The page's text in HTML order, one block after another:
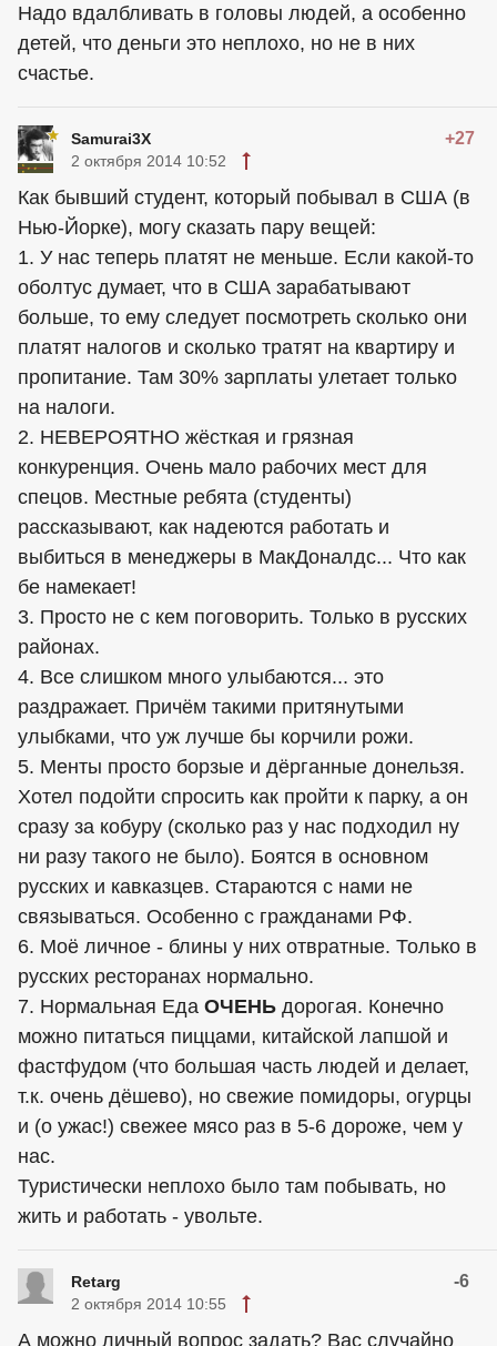
Надо вдалбливать в головы людей, а особенно
детей, что деньги это неплохо, но не в них
счастье.
Samurai3X +27
2 октября 2014 10:52
Как бывший студент, который побывал в США (в
Нью-Йорке), могу сказать пару вещей:
1. У нас теперь платят не меньше. Если какой-то
оболтус думает, что в США зарабатывают
больше, то ему следует посмотреть сколько они
платят налогов и сколько тратят на квартиру и
пропитание. Там 30% зарплаты улетает только
на налоги.
2. НЕВЕРОЯТНО жёсткая и грязная
конкуренция. Очень мало рабочих мест для
спецов. Местные ребята (студенты)
рассказывают, как надеются работать и
выбиться в менеджеры в МакДоналдс... Что как
бе намекает!
3. Просто не с кем поговорить. Только в русских
районах.
4. Все слишком много улыбаются... это
раздражает. Причём такими притянутыми
улыбками, что уж лучше бы корчили рожи.
5. Менты просто борзые и дёрганные донельзя.
Хотел подойти спросить как пройти к парку, а он
сразу за кобуру (сколько раз у нас подходил ну
ни разу такого не было). Боятся в основном
русских и кавказцев. Стараются с нами не
связываться. Особенно с гражданами РФ.
6. Моё личное - блины у них отвратные. Только в
русских ресторанах нормально.
7. Нормальная Еда ОЧЕНЬ дорогая. Конечно
можно питаться пиццами, китайской лапшой и
фастфудом (что большая часть людей и делает,
т.к. очень дёшево), но свежие помидоры, огурцы
и (о ужас!) свежее мясо раз в 5-6 дороже, чем у
нас.
Туристически неплохо было там побывать, но
жить и работать - увольте.
Retarg -6
2 октября 2014 10:55
А можно личный вопрос задать? Вас случайно